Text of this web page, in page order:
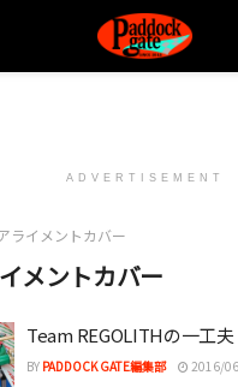
ADVERTISEMENT
ライメントカバー
メントカバー
Team REGOLITHの一工
BY PADDOCK GATE編集部 2016/